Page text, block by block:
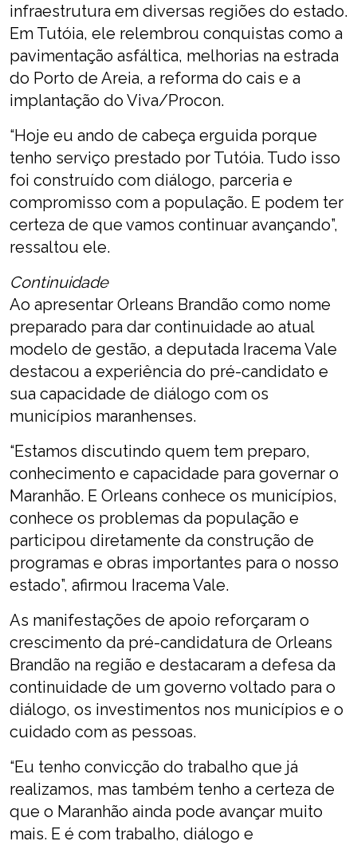
infraestrutura em diversas regiões do estado.
Em Tutóia, ele relembrou conquistas como a
pavimentação asfáltica, melhorias na estrada
do Porto de Areia, a reforma do cais e a
implantação do Viva/Procon.
“Hoje eu ando de cabeça erguida porque
tenho serviço prestado por Tutóia. Tudo isso
foi construído com diálogo, parceria e
compromisso com a população. E podem ter
certeza de que vamos continuar avançando”,
ressaltou ele.
Continuidade
Ao apresentar Orleans Brandão como nome
preparado para dar continuidade ao atual
modelo de gestão, a deputada Iracema Vale
destacou a experiência do pré-candidato e
sua capacidade de diálogo com os
municípios maranhenses.
“Estamos discutindo quem tem preparo,
conhecimento e capacidade para governar o
Maranhão. E Orleans conhece os municípios,
conhece os problemas da população e
participou diretamente da construção de
programas e obras importantes para o nosso
estado”, afirmou Iracema Vale.
As manifestações de apoio reforçaram o
crescimento da pré-candidatura de Orleans
Brandão na região e destacaram a defesa da
continuidade de um governo voltado para o
diálogo, os investimentos nos municípios e o
cuidado com as pessoas.
“Eu tenho convicção do trabalho que já
realizamos, mas também tenho a certeza de
que o Maranhão ainda pode avançar muito
mais. E é com trabalho, diálogo e